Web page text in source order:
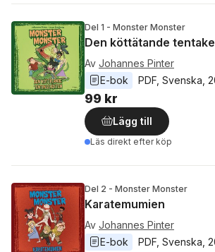
Del 1 - Monster Monster
Den köttätande
Av Johannes Pinter
E-bok
PDF Svenska
99 kr
Lägg till
Läs direkt efter köp
Del 2 - Monster Monster
Karatemumien
Av Johannes Pinter
E-bok
PDF Svenska